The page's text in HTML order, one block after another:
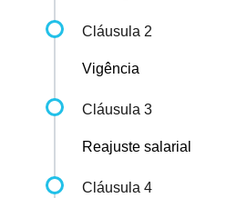
Cláusula 2
Vigência
Cláusula 3
Reajuste salarial
Cláusula 4